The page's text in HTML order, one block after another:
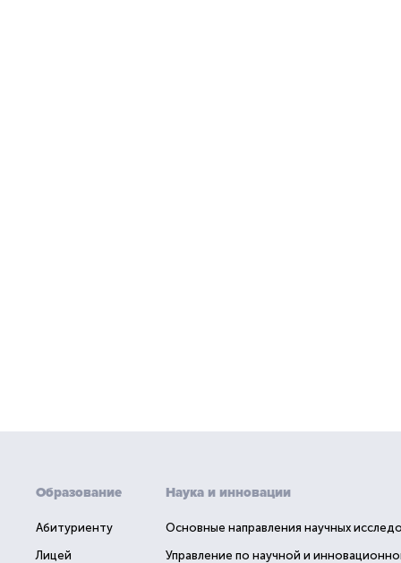
Образование
Абитуриенту
Лицей
Наука и инновации
Основные направления научных
Управление по научной и